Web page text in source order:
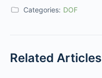
Categories: DOF
Related Articles